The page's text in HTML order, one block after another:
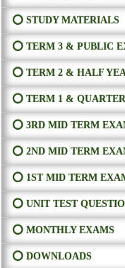
⭕ STUDY MATERIALS
⭕ TERM 3 & PUBLIC
⭕ TERM 2 & HALF
⭕ TERM 1 &
⭕ 3RD MID TERM
⭕ 2ND MID TERM
⭕ 1ST MID TERM
⭕ UNIT TEST
⭕ MONTHLY EXAMS
⭕ DOWNLOADS